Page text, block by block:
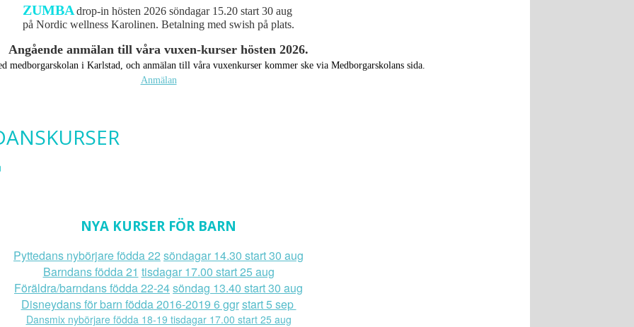
ZUMBA drop-in hösten 2026 söndagar 15.20 start 30 aug
på Nordic wellness Karolinen. Betalning med swish på plats.
Angående anmälan till våra vuxen-kurser hösten 2026.
medborgarskolan i Karlstad, och anmälan till våra vuxenkurser kommer ske via Medborgarskolans sida.
Anmälan
NYA KURSER FÖR BARN
Pyttedans nybörjare födda 22 söndagar 14.30 start 30 aug
Barndans födda 21 tisdagar 17.00 start 25 aug
Föräldra/barndans födda 22-24söndag 13.40 start 30 aug
Disneydans för barn födda 2016-2019 6 ggrstart 5 sep
Dansmix nybörjare födda 18-19 tisdagar 17.00 start 25 aug